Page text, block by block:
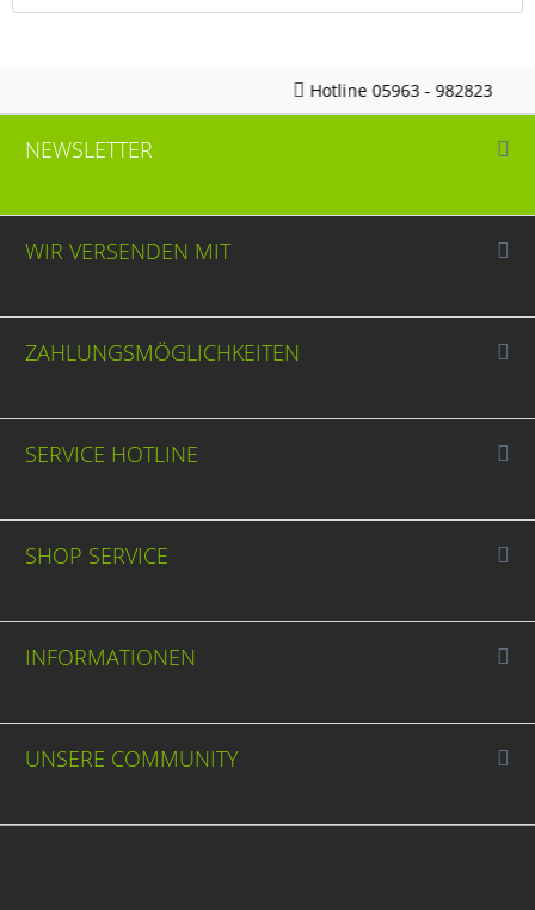
Hotline 05963 - 982823
NEWSLETTER
WIR VERSENDEN MIT
ZAHLUNGSMÖGLICHKEITEN
SERVICE HOTLINE
SHOP SERVICE
INFORMATIONEN
UNSERE COMMUNITY